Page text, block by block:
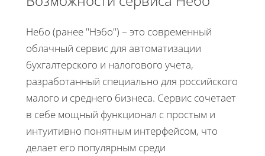
Небо (ранее "Нэбо") – это современный
облачный сервис для автоматизации
бухгалтерского и налогового учета,
разработанный специально для российского
малого и среднего бизнеса. Сервис сочетает
в себе мощный функционал с простым и
интуитивно понятным интерфейсом, что
делает его популярным среди